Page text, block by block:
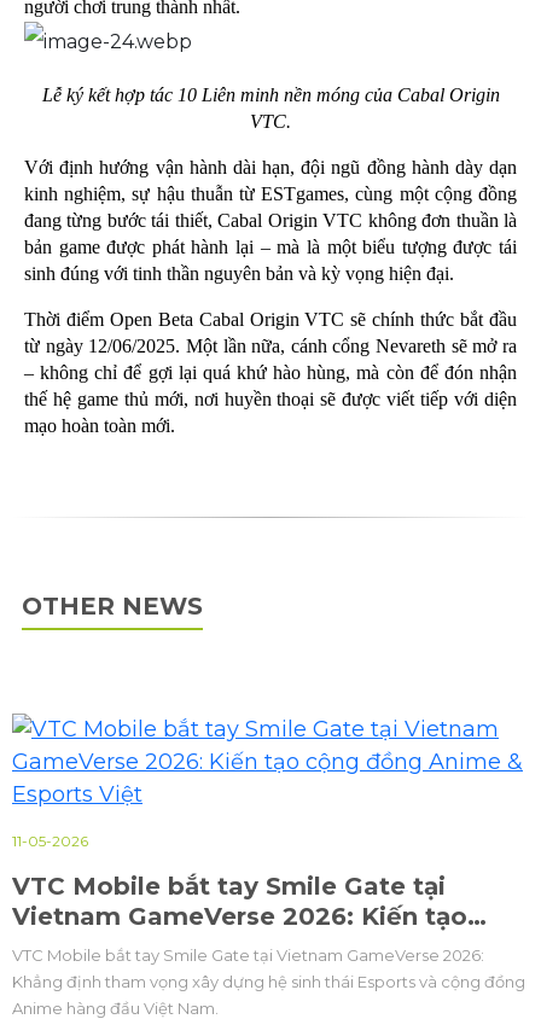
người chơi trung thành nhất.
Lễ ký kết hợp tác 10 Liên minh nền móng của Cabal Origin
VTC.
Với định hướng vận hành dài hạn, đội ngũ đồng hành dày dạn
kinh nghiệm, sự hậu thuẫn từ ESTgames, cùng một cộng đồng
đang từng bước tái thiết, Cabal Origin VTC không đơn thuần là
bản game được phát hành lại – mà là một biểu tượng được tái
sinh đúng với tinh thần nguyên bản và kỳ vọng hiện đại.
Thời điểm Open Beta Cabal Origin VTC sẽ chính thức bắt đầu
từ ngày 12/06/2025. Một lần nữa, cánh cổng Nevareth sẽ mở ra
– không chỉ để gợi lại quá khứ hào hùng, mà còn để đón nhận
thế hệ game thủ mới, nơi huyền thoại sẽ được viết tiếp với diện
mạo hoàn toàn mới.
OTHER NEWS
11-05-2026
VTC Mobile bắt tay Smile Gate tại
Vietnam GameVerse 2026: Kiến tạo
cộng đồng Anime & Esports Việt
VTC Mobile bắt tay Smile Gate tại Vietnam GameVerse 2026:
Khẳng định tham vọng xây dựng hệ sinh thái Esports và cộng đồng
Anime hàng đầu Việt Nam.